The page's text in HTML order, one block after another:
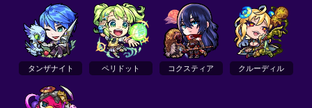
タンザナイト ペリドット コクスティア クルーディル